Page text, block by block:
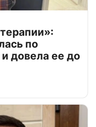
по
довела ее до